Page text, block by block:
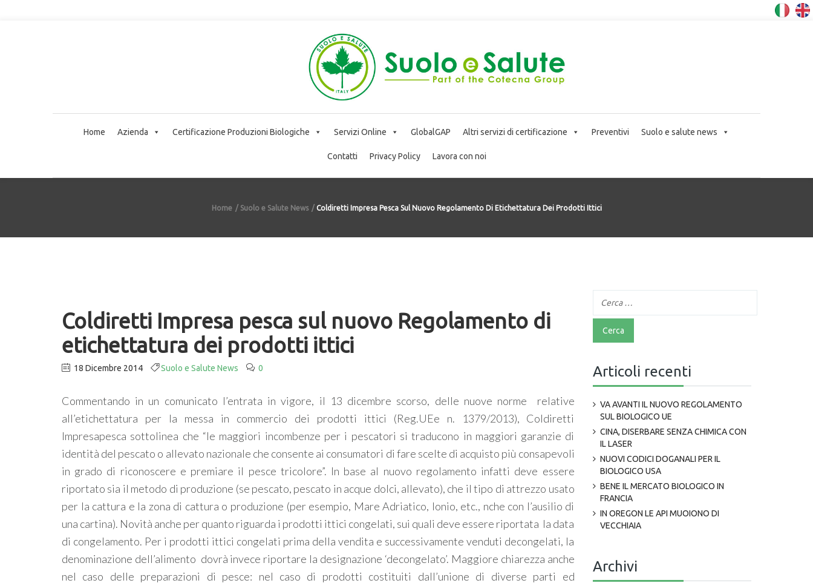
Home Azienda Certificazione Produzioni Biologiche Servizi Online GlobalGAP Altri servizi di certificazione Preventivi Suolo e salute news
Contatti Privacy Policy Lavora con noi
Home Suolo e Salute News Coldiretti Impresa Pesca Sul Nuovo Regolamento Di Etichettatura Dei Prodotti Ittici
Coldiretti Impresa pesca sul nuovo Regolamento di
etichettatura dei prodotti ittici
18 Dicembre 2014 Suolo e Salute News 0
Commentando in un comunicato l’entrata in vigore, il 13 dicembre scorso, delle nuove norme relative
all’etichettatura per la messa in commercio dei prodotti ittici (Reg.UEe n. 1379/2013), Coldiretti
Impresapesca sottolinea che “le maggiori incombenze per i pescatori si traducono in maggiori garanzie di
identità del pescato o allevato nazionale che consente ai consumatori di fare scelte di acquisto più consapevoli
in grado di riconoscere e premiare il pesce tricolore”. In base al nuovo regolamento infatti deve essere
riportato sia il metodo di produzione (se pescato, pescato in acque dolci, allevato), che il tipo di attrezzo usato
per la cattura e la zona di cattura o produzione (per esempio, Mare Adriatico, Ionio, etc., nche con l’ausilio di
una cartina). Novità anche per quanto riguarda i prodotti ittici congelati, sui quali deve essere riportata la data
di congelamento. Per i prodotti ittici congelati prima della vendita e successivamente venduti decongelati, la
denominazione dell’alimento dovrà invece riportare la designazione ‘decongelato’. Maggiore chiarezza anche
nel caso delle preparazioni di pesce: nel caso di prodotti costituiti dall’unione di diverse parti ed
Articoli recenti
VA AVANTI IL NUOVO REGOLAMENTO
SUL BIOLOGICO UE
CINA, DISERBARE SENZA CHIMICA CON
IL LASER
NUOVI CODICI DOGANALI PER IL
BIOLOGICO USA
BENE IL MERCATO BIOLOGICO IN
FRANCIA
IN OREGON LE API MUOIONO DI
VECCHIAIA
Archivi